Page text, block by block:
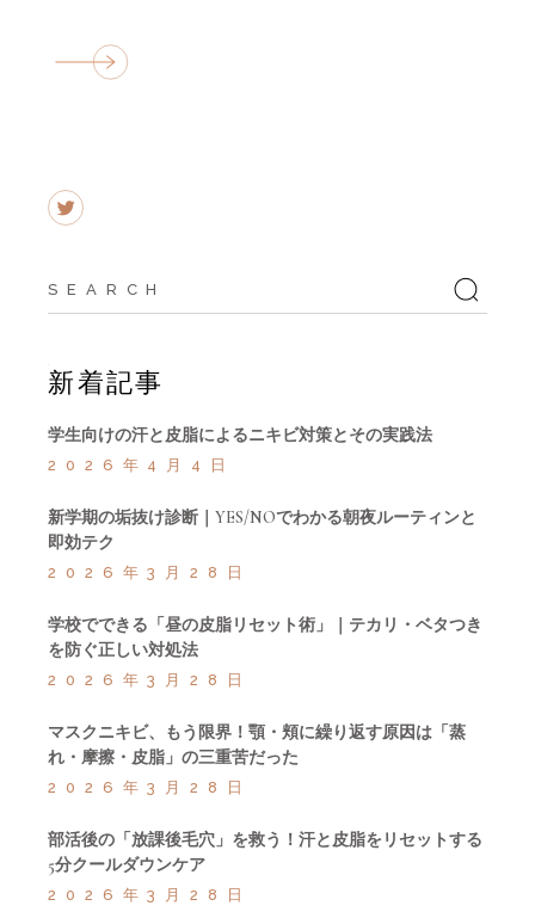
Search
for:
新着記事
学生向けの汗と皮脂によるニキビ対策とその実践法
2026年4月4日
新学期の垢抜け診断｜YES/NOでわかる朝夜ルーティンと
即効テク
2026年3月28日
学校でできる「昼の皮脂リセット術」｜テカリ・ベタつき
を防ぐ正しい対処法
2026年3月28日
マスクニキビ、もう限界！顎・頬に繰り返す原因は「蒸
れ・摩擦・皮脂」の三重苦だった
2026年3月28日
部活後の「放課後毛穴」を救う！汗と皮脂をリセットする
5分クールダウンケア
2026年3月28日